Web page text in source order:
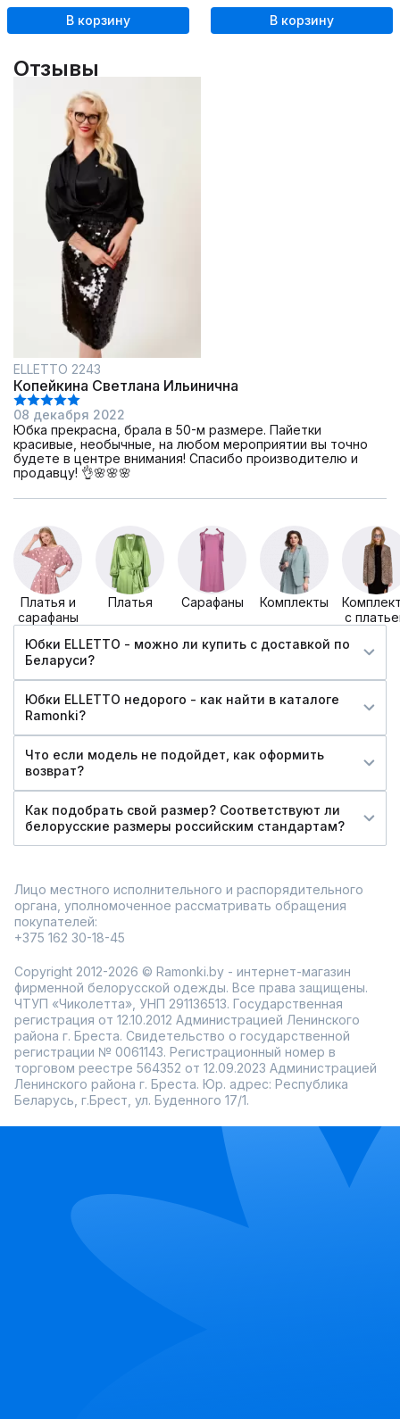
В корзину В корзину
Отзывы
ELLETTO 2243
Копейкина Светлана Ильинична
08 декабря 2022
Юбка прекрасна, брала в 50-м размере. Пайетки
красивые, необычные, на любом мероприятии вы точно
будете в центре внимания! Спасибо производителю и
продавцу! 👌🌸🌸🌸
Платья и
сарафаны
Платья Сарафаны Комплекты
с
Юбки ELLETTO - можно ли купить c доставкой по
Беларуси?
Юбки ELLETTO недорого - как найти в каталоге
Ramonki?
Что если модель не подойдет, как оформить
возврат?
Как подобрать свой размер? Соответствуют ли
белорусские размеры российским стандартам?
Лицо местного исполнительного и распорядительного
органа, уполномоченное рассматривать обращения
покупателей:
+375 162 30-18-45
Copyright 2012-2026 © Ramonki.by - интернет-магазин
фирменной белорусской одежды. Все права защищены.
ЧТУП «Чиколетта», УНП 291136513. Государственная
регистрация от 12.10.2012 Администрацией Ленинского
района г. Бреста. Свидетельство о государственной
регистрации № 0061143. Регистрационный номер в
торговом реестре 564352 от 12.09.2023 Администрацией
Ленинского района г. Бреста. Юр. адрес: Республика
Беларусь, г.Брест, ул. Буденного 17/1.